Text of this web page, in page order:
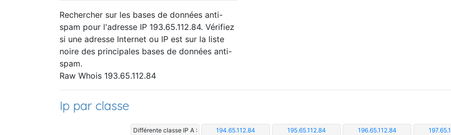
Rechercher sur les bases de données anti-
spam pour l'adresse IP 193.65.112.84. Vérifiez
si une adresse Internet ou IP est sur la liste
noire des principales bases de données anti-
spam.
Raw Whois 193.65.112.84
Ip par classe
Différente classe IP A : 194.65.112.84 195.65.112.84 196.65.112.84